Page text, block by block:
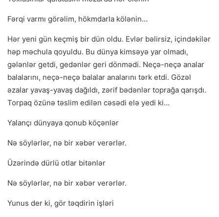
Fərqi varmı görəlim, hökmdarla kölənin…
Hər yeni gün keçmiş bir dün oldu. Evlər bəlirsiz, içindəkilər
həp məchula qoyuldu. Bu dünya kimsəyə yar olmadı,
gələnlər getdi, gedənlər geri dönmədi. Neçə-neçə analar
balalarını, neçə-neçə balalar analarını tərk etdi. Gözəl
əzalar yavaş-yavaş dağıldı, zərif bədənlər toprağa qarışdı.
Torpaq özünə təslim edilən cəsədi elə yedi ki…
Yalançı dünyaya qonub köçənlər
Nə söylərlər, nə bir xəbər verərlər.
Üzərində dürlü otlar bitənlər
Nə söylərlər, nə bir xəbər verərlər.
Yunus der ki, gör təqdirin işləri